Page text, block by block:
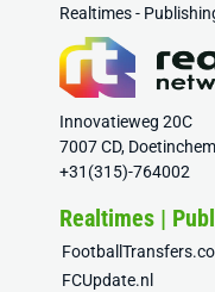
Realtimes -
Innovatieweg 20C
7007 CD,
+31(315)-764002
Realtimes |
FCUpdate.nl